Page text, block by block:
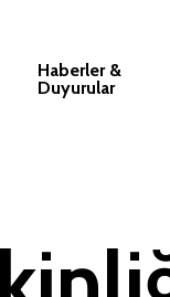
Haberler &
Duyurular